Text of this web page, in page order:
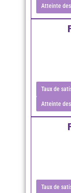
Atteinte
Taux de
Atteinte
Taux de